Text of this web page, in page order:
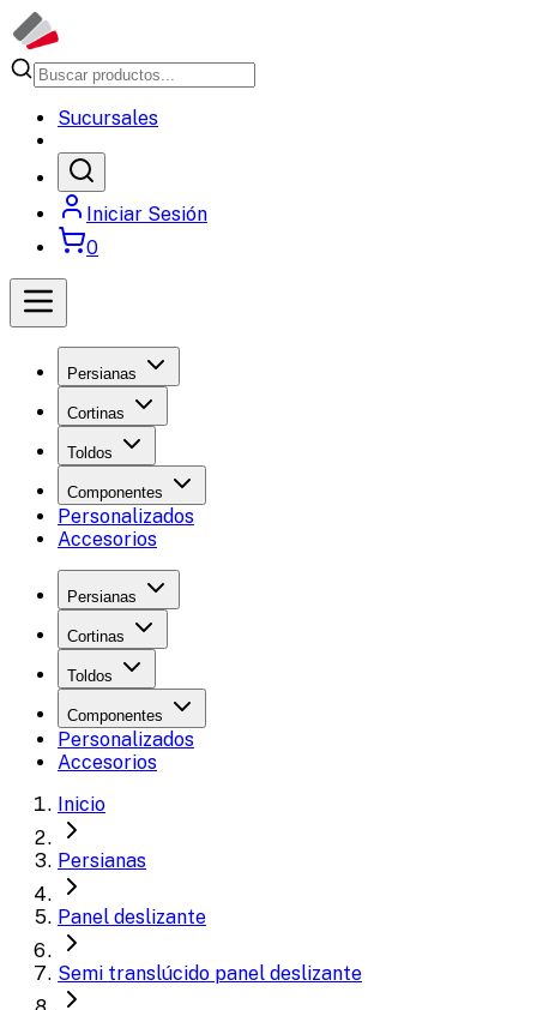
Sucursales
Iniciar Sesión
0
Persianas
Cortinas
Toldos
Componentes
Personalizados
Accesorios
Persianas
Cortinas
Toldos
Componentes
Personalizados
Accesorios
Inicio
Persianas
Panel deslizante
Semi translúcido panel deslizante